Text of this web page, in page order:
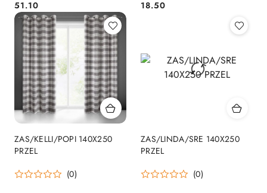
Cena:
51.10 Cena:
18.50
ZAS/KELLI/POPI 140X250
PRZEL
(0)
ZAS/LINDA/SRE 140X250
PRZEL
(0)